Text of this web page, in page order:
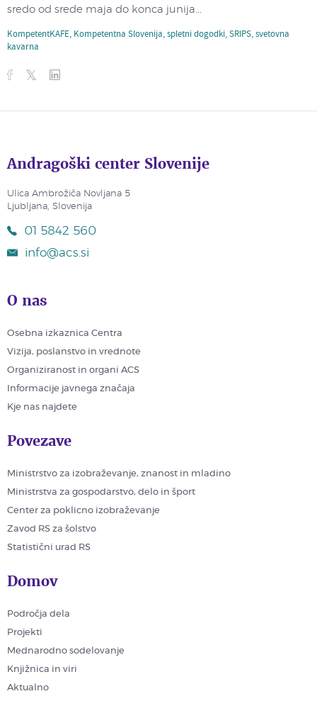
sredo od srede maja do konca junija...
KompetentKAFE, Kompetentna Slovenija,spletni dogodki,SRIPS,svetovna
kavarna
Andragoški center Slovenije
Ulica Ambrožiča Novljana 5
Ljubljana, Slovenija
01 5842 560
info@acs.si
O nas
Osebna izkaznica Centra
Vizija, poslanstvo in vrednote
Organiziranost in organi ACS
Informacije javnega značaja
Kje nas najdete
Povezave
Ministrstvo za izobraževanje, znanost in mladino
Ministrstva za gospodarstvo, delo in šport
Center za poklicno izobraževanje
Zavod RS za šolstvo
Statistični urad RS
Domov
Področja dela
Projekti
Mednarodno sodelovanje
Knjižnica in viri
Aktualno